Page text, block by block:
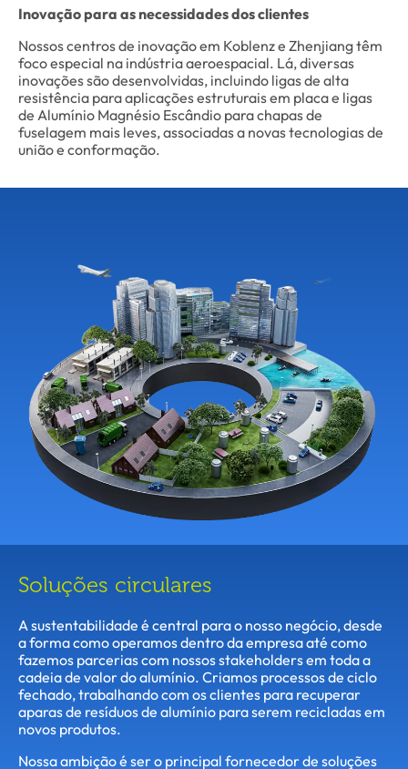
Inovação para as necessidades dos clientes
Nossos centros de inovação em Koblenz e Zhenjiang têm
foco especial na indústria aeroespacial. Lá, diversas
inovações são desenvolvidas, incluindo ligas de alta
resistência para aplicações estruturais em placa e ligas
de Alumínio Magnésio Escândio para chapas de
fuselagem mais leves, associadas a novas tecnologias de
união e conformação.
Soluções circulares
A sustentabilidade é central para o nosso negócio, desde
a forma como operamos dentro da empresa até como
fazemos parcerias com nossos stakeholders em toda a
cadeia de valor do alumínio. Criamos processos de ciclo
fechado, trabalhando com os clientes para recuperar
aparas de resíduos de alumínio para serem recicladas em
novos produtos.
Nossa ambição é ser o principal fornecedor de soluções